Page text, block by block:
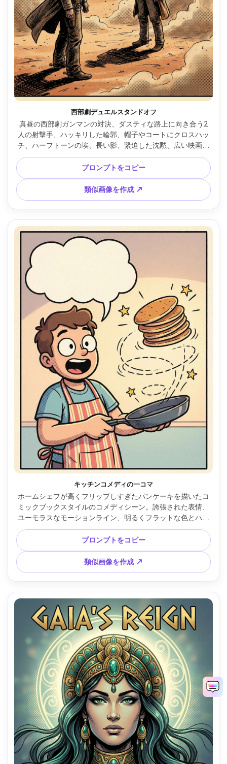
西部劇デュエルスタンドオフ
真昼の西部劇ガンマンの対決、ダスティな路上に向き合う2
人の射撃手、ハッキリした輪郭、帽子やコートにクロスハッ
チ、ハーフトーンの埃、長い影、緊迫した沈黙、広い映画的
構図とキャプション用スペース、ザラリとしたプリント感、
85mmレンズ、浅い被写界深度 --ar 4:5
プロンプトをコピー
類似画像を作成 ↗
キッチンコメディの一コマ
ホームシェフが高くフリップしすぎたパンケーキを描いたコ
ミックブックスタイルのコメディシーン。誇張された表情、
ユーモラスなモーションライン、明るくフラットな色とハー
フトーンシャドウ、大きな空白の吹き出しでパンチライン
を、クリーンインク、親しみやすい土曜朝のコミック風、
85mmレンズ、浅い被写界深度、ソフトな映画風ライティン
グ --ar 4:5
プロンプトをコピー
類似画像を作成 ↗